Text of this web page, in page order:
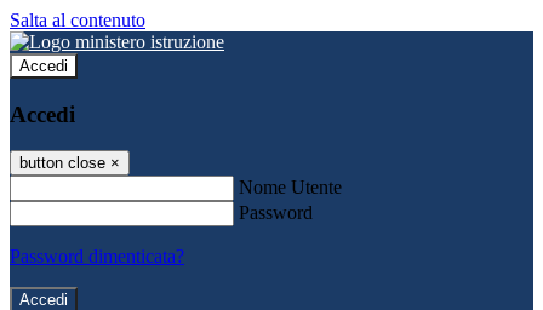
Salta al contenuto
Accedi
Accedi
button close ×
Nome Utente
Password
Password dimenticata?